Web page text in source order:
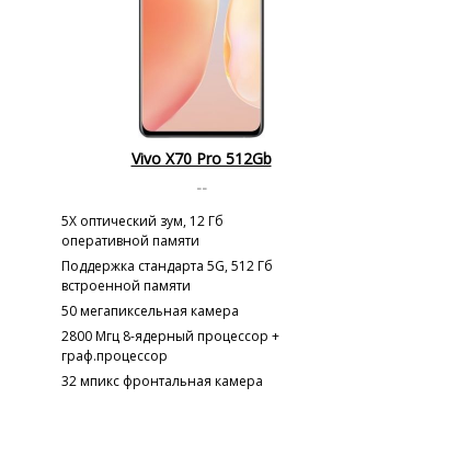
Vivo X70 Pro 512Gb
--
5X оптический зум, 12 Гб
оперативной памяти
Поддержка стандарта 5G, 512 Гб
встроенной памяти
50 мегапиксельная камера
2800 Мгц 8-ядерный процессор +
граф.процессор
32 мпикс фронтальная камера